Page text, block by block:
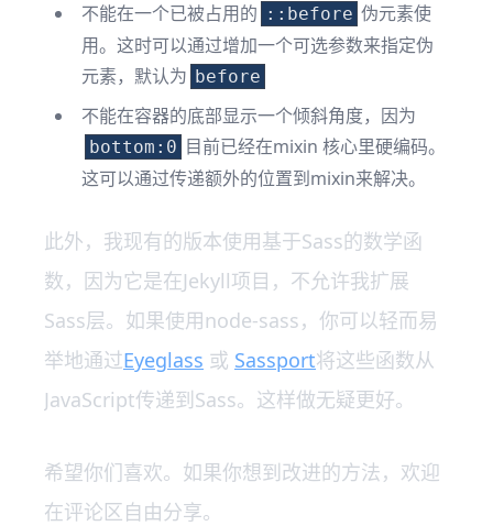
不能在一个已被占用的 ::before 伪元素使
用。这时可以通过增加一个可选参数来指定伪
元素，默认为 before
不能在容器的底部显示一个倾斜角度，因为
bottom:0 目前已经在mixin 核心里硬编码。
这可以通过传递额外的位置到mixin来解决。
此外，我现有的版本使用基于Sass的数学函
数，因为它是在Jekyll项目，不允许我扩展
Sass层。如果使用node-sass，你可以轻而易
举地通过Eyeglass 或 Sassport将这些函数从
JavaScript传递到Sass。这样做无疑更好。
希望你们喜欢。如果你想到改进的方法，欢迎
在评论区自由分享。